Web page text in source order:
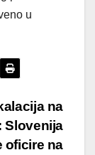
u
na
Slovenija
oficire na